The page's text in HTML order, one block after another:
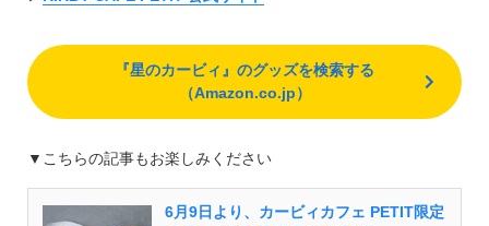
『星のカービィ』のグッズを検索する
（Amazon.co.jp）
▼こちらの記事もお楽しみください
6月9日より、カービィカフェ PETIT限定